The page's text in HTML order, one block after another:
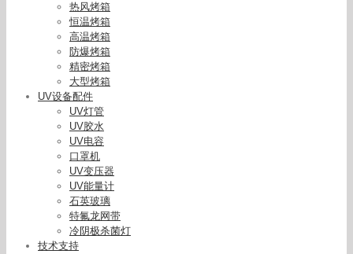
热风烤箱
恒温烤箱
高温烤箱
防爆烤箱
精密烤箱
大型烤箱
UV设备配件
UV灯管
UV胶水
UV电容
口罩机
UV变压器
UV能量计
石英玻璃
特氟龙网带
冷阴极杀菌灯
技术支持